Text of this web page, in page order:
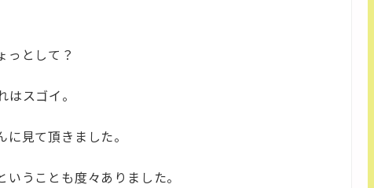
っとして？
スゴイ。
見て頂きました。
うことも度々ありました。